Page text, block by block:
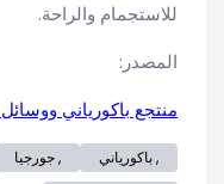
للاستجمام والراحة.
المصدر:
منتجع باكورياني ووسائل
, باكورياني , جورجيا